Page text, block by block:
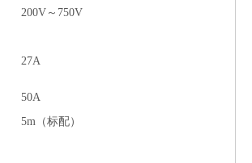
200V～750V
27A
50A
5m（标配）